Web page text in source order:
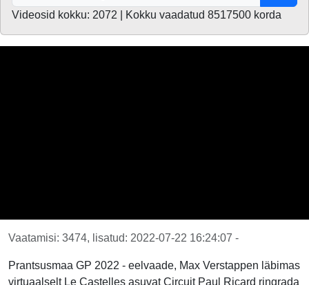
Videosid kokku: 2072 | Kokku vaadatud 8517500 korda
Vaatamisi: 3474, lisatud: 2022-07-22 16:24:07 -
Prantsusmaa GP 2022 - eelvaade, Max Verstappen läbimas
virtuaalselt Le Castelles asuvat Circuit Paul Ricard ringrada